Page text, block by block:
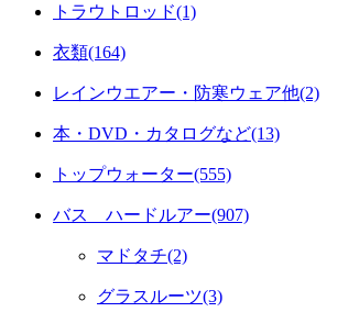
トラウトロッド(1)
衣類(164)
レインウエアー・防寒ウェア他(2)
本・DVD・カタログなど(13)
トップウォーター(555)
バス ハードルアー(907)
マドタチ(2)
グラスルーツ(3)